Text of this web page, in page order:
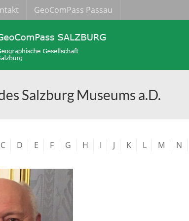
GeoComPass Passau
Salzburg Museums a.D.
C D E F G H I J K L M N